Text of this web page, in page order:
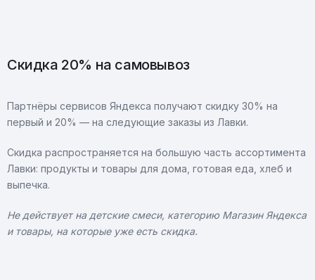
Скидка 20% на самовывоз
Партнёры сервисов Яндекса получают скидку 30% на
первый и 20% — на следующие заказы из Лавки.
Скидка распространяется на большую часть ассортимента
Лавки: продукты и товары для дома, готовая еда, хлеб и
выпечка.
Не действует на детские смеси, категорию Магазин Яндекса
и товары, на которые уже есть скидка.